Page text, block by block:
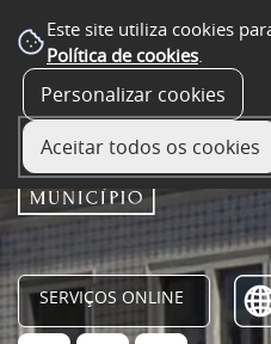
Este site utiliza cookies
Política de cookies.
Personalizar cookies
Aceitar todos os cookies
SERVIÇOS ONLINE